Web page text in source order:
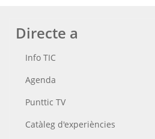
Directe a
Info TIC
Agenda
Punttic TV
Catàleg d'experiències